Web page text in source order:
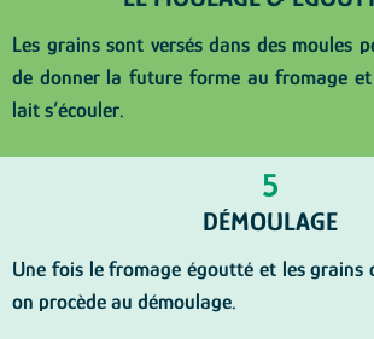
Les grains sont versés dans des moules
de donner la future forme au fromage
lait s’écouler.
5
DÉMOULAGE
Une fois le fromage égoutté et les grains
on procède au démoulage.